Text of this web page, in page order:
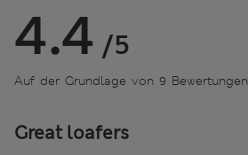
4.4 /5
Auf der Grundlage von 9 Bewertungen
Great loafers